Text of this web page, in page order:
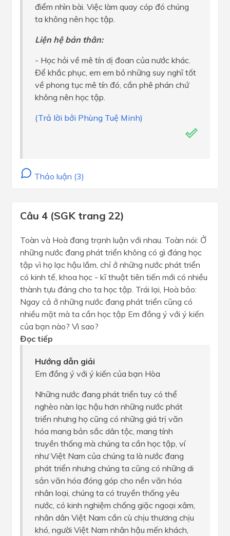
điểm nhìn bài. Việc làm quay cóp đó chúng
ta không nên học tập.
Liện hệ bản thân:
- Học hỏi về mê tín dị đoan của nước khác.
Để khắc phục, em em bỏ những suy nghĩ tốt
về phong tục mê tín đó, cần phê phán chứ
không nên học tập.
(Trả lời bởi Phùng Tuệ Minh)
Thảo luận (3)
Câu 4 (SGK trang 22)
Toàn và Hoà đang trạnh luận với nhau. Toàn nói: Ở
những nước đang phát triển không có gì đáng học
tập vì họ lạc hậu lắm, chỉ ở những nước phát triển
có kinh tế, khoa học - kĩ thuật tiên tiến mới có nhiều
thành tựu đáng cho ta học tập. Trái lại, Hoà bảo:
Ngay cả ở những nước đang phát triển cũng có
nhiều mặt mà ta cần học tập Em đồng ý với ý kiến
của bạn nào? Vì sao?
Đọc tiếp
Hướng dẫn giải
Em đồng ý với ý kiến của bạn Hòa
Những nước đang phát triển tuy có thể
nghèo nàn lạc hậu hơn những nước phát
triển nhưng họ cũng có những giá trị văn
hóa mang bản sắc dân tộc, mang tính
truyền thống mà chúng ta cần học tập, ví
như Việt Nam của chúng ta là nước đang
phát triển nhưng chúng ta cũng có những di
sản văn hóa đóng góp cho nền văn hóa
nhân loại, chúng ta có truyền thống yêu
nước, có kinh nghiệm chống giặc ngoại xâm,
nhân dân Việt Nam cần cù chịu thương chịu
khó, người Việt Nam nhân hậu mến khách,